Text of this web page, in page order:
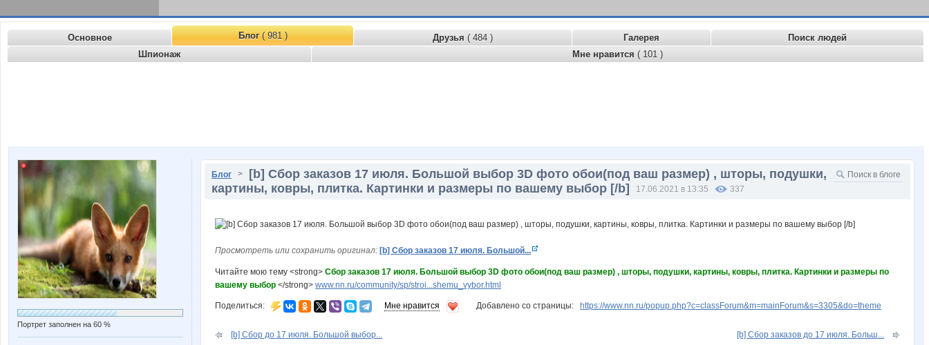
Основное Блог( 981 ) Друзья ( 484 ) Галерея
Поиск людей
Шпионаж
Мне нравится ( 101 )
Портрет заполнен на 60 %
Блог >
[b] Сбор заказов 17 июля. Большой выбор 3D фото обои(под ваш размер) , шторы, подушки,
картины, ковры, плитка. Картинки и размеры по вашему выбор [/b]
17.06.2021 в 13:35 337
Просмотреть или сохранить оригинал: [b] Сбор заказов 17 июля. Большой...
Читайте мою тему <strong> Сбор заказов 17 июля. Большой выбор 3D фото обои(под ваш размер) , шторы, подушки, картины, ковры, плитка. Картинки и размеры по
вашему выбор </strong> www.nn.ru/community/sp/stroi...shemu_vybor.html
Поделиться: Мне нравится Добавлено со страницы: https://www.nn.ru/popup.php?c=classForum&m=mainForum&s=3305&do=theme
[b] Сбор до 17 июля. Большой выбор... [b] Сбор заказов до 17 июля. Больш...